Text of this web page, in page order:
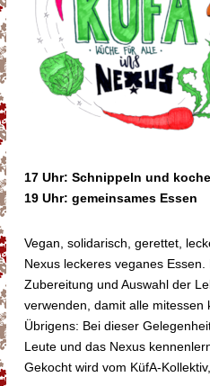
17 Uhr: Schnippeln und
19 Uhr: gemeinsames Essen
Vegan, solidarisch, gerettet,
Nexus leckeres veganes
Zubereitung und Auswahl der
verwenden, damit alle mitessen
Übrigens: Bei dieser
Leute und das Nexus
Gekocht wird vom KüfA-